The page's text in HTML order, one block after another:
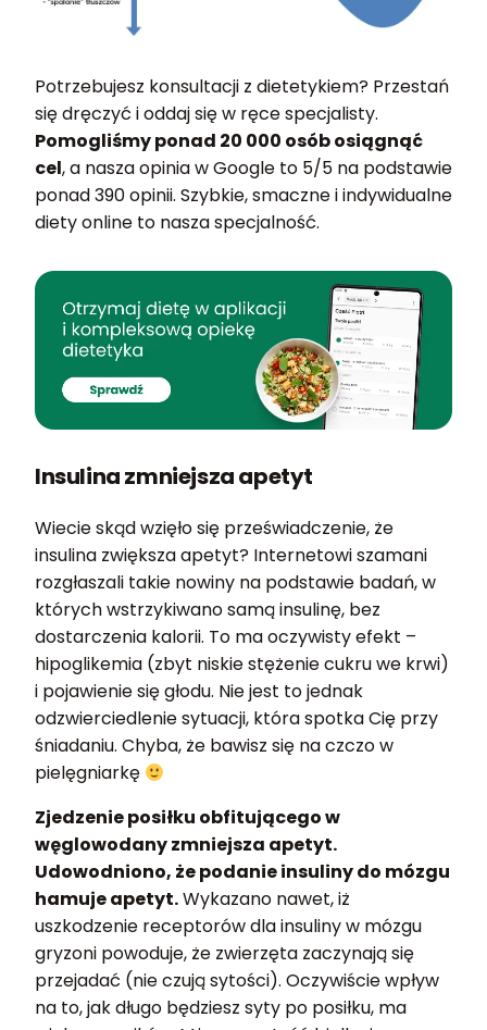
Potrzebujesz konsultacji z dietetykiem? Przestań
się dręczyć i oddaj się w ręce specjalisty.
Pomogliśmy ponad 20 000 osób osiągnąć
cel, a nasza opinia w Google to 5/5 na podstawie
ponad 390 opinii. Szybkie, smaczne i indywidualne
diety online to nasza specjalność.
Insulina zmniejsza apetyt
Wiecie skąd wzięło się przeświadczenie, że
insulina zwiększa apetyt? Internetowi szamani
rozgłaszali takie nowiny na podstawie badań, w
których wstrzykiwano samą insulinę, bez
dostarczenia kalorii. To ma oczywisty efekt –
hipoglikemia (zbyt niskie stężenie cukru we krwi)
i pojawienie się głodu. Nie jest to jednak
odzwierciedlenie sytuacji, która spotka Cię przy
śniadaniu. Chyba, że bawisz się na czczo w
pielęgniarkę
Zjedzenie posiłku obfitującego w
węglowodany zmniejsza apetyt.
Udowodniono, że podanie insuliny do mózgu
hamuje apetyt.Wykazano nawet, iż
uszkodzenie receptorów dla insuliny w mózgu
gryzoni powoduje, że zwierzęta zaczynają się
przejadać (nie czują sytości). Oczywiście wpływ
na to, jak długo będziesz syty po posiłku, ma